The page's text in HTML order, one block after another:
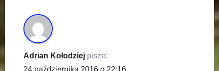
Adrian Kołodziej pisze:
24 października 2016 o 22:16